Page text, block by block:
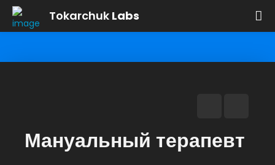
Tokarchuk Labs
Мануальный терапевт